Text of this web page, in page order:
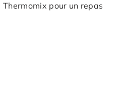
pour un repas